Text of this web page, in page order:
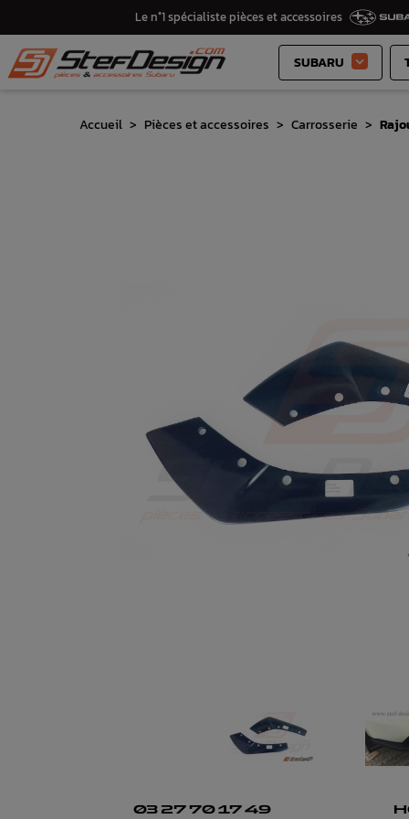
Le n°1 spécialiste pièces et accessoires
SUBARU 
Accueil Pièces et accessoires Carrosserie
03 27 70 17 49